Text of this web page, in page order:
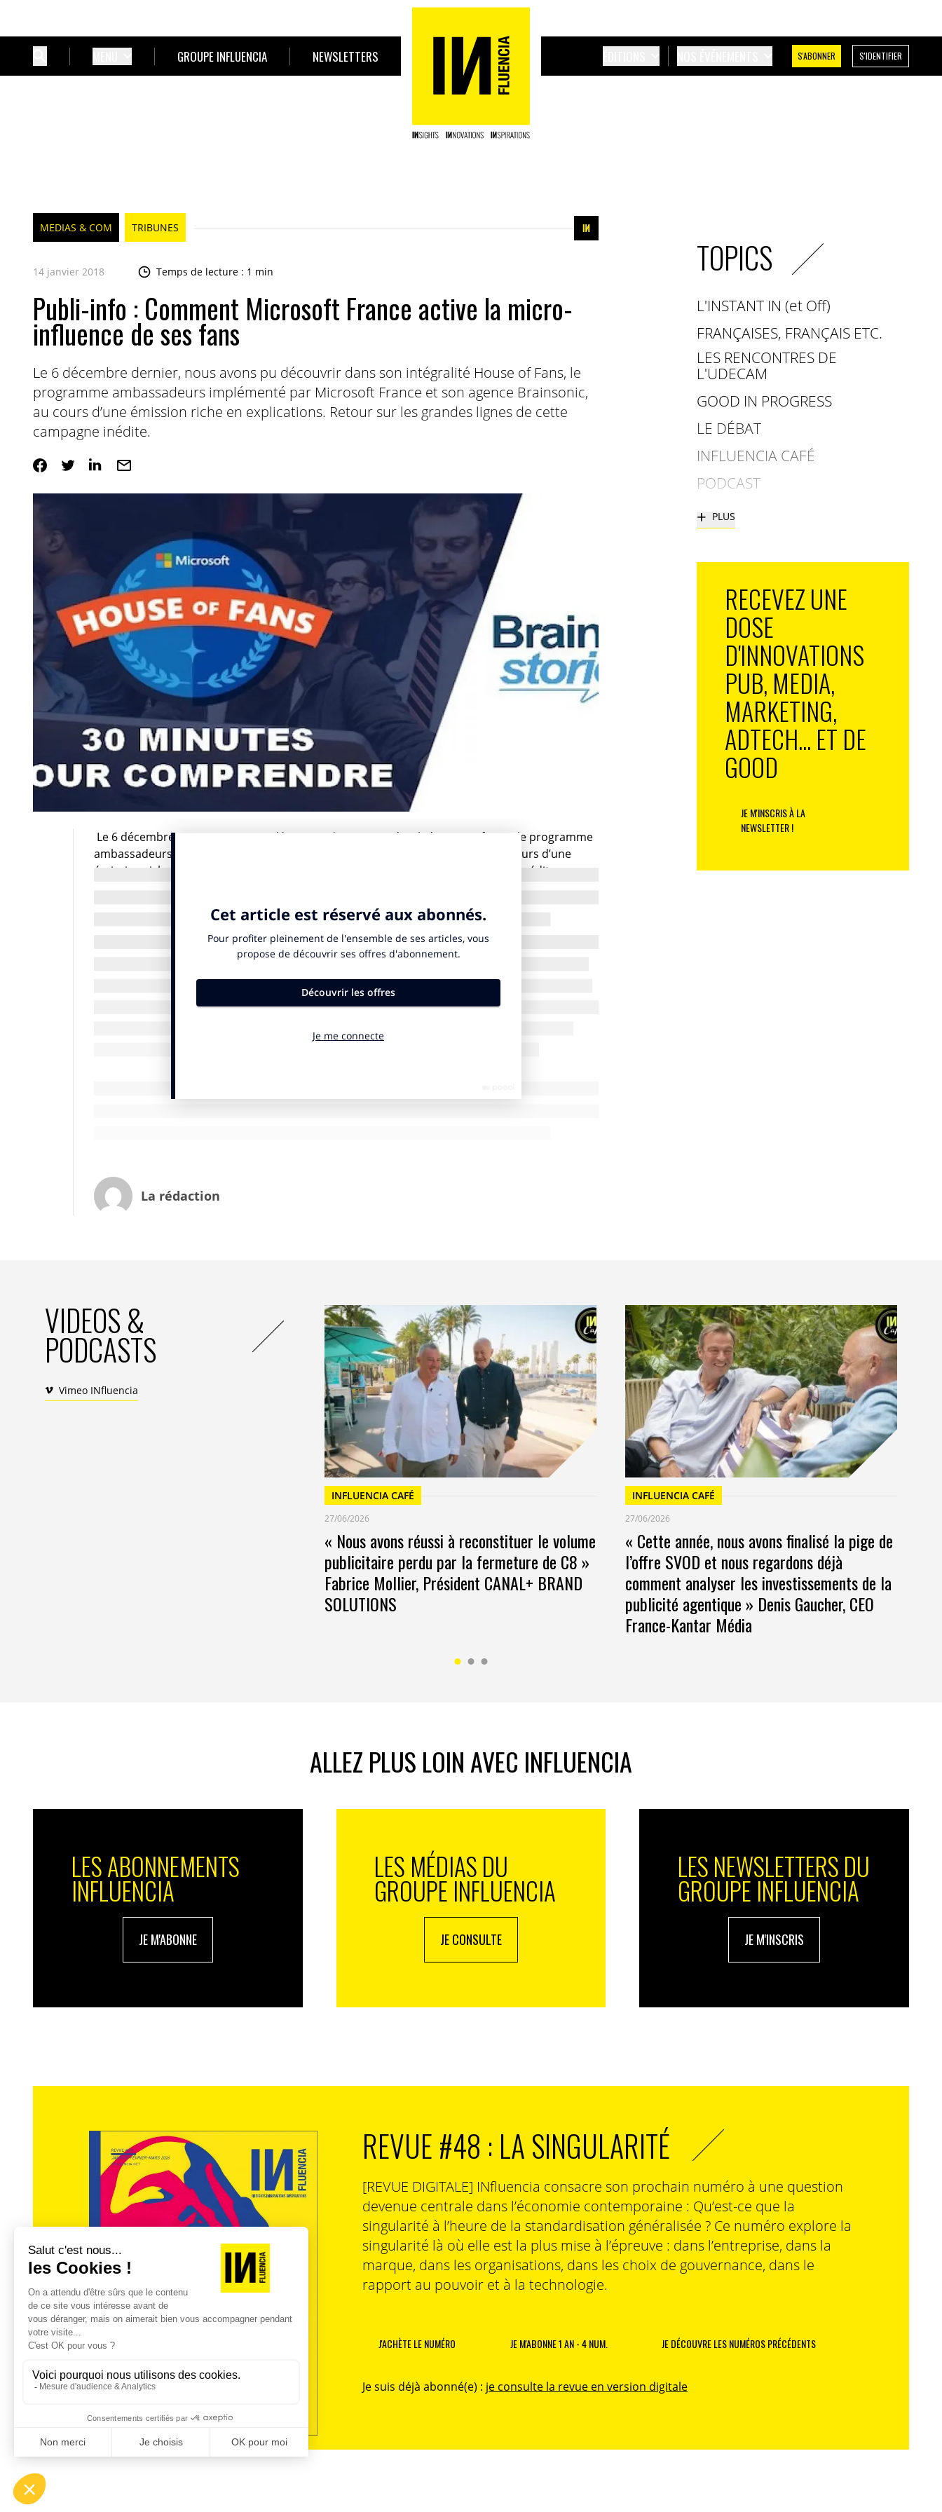
GROUPE INFLUENCIA NEWSLETTERS S'ABONNER S'IDENTIFIER
MEDIAS & COM TRIBUNES
14 janvier 2018 Temps de lecture : 1 min
Publi-info : Comment Microsoft France active la micro-
influence de ses fans
Le 6 décembre dernier, nous avons pu découvrir dans son intégralité House of Fans, le
programme ambassadeurs implémenté par Microsoft France et son agence Brainsonic,
au cours d’une émission riche en explications. Retour sur les grandes lignes de cette
campagne inédite.
Le 6 décembre 2017, nous avons découvert dans son intégralité House of Fans, le programme
ambassadeurs implémenté par Microsoft France et son agence Brainsonic, au cours d’une
émission riche en explications. Retour sur les grandes lignes de cette campagne inédite.
place un club privé permettant de transformer ses meilleurs fans en véritables ambassadeurs
sur les réseaux sociaux. Déjà très active auprès des blogueurs et des influenceurs ainsi que sur
les réseaux sociaux, la marque a cherché à rassembler les particuliers ne jurant que par ses
offrant du contenu et des avantages exclusifs : évènements, UGC Marketing, gamification…
Une stratégie 360 inédite pour développer l’empreinte de Microsoft sur la Toile, son image de
Diffusée en direct sur INfluencia le jour J, l’émission est désormais disponible en cliquant ici.
La rédaction
TOPICS
L'INSTANT IN (et Off)
FRANÇAISES, FRANÇAIS ETC.
LES RENCONTRES DE
L'UDECAM
GOOD IN PROGRESS
LE DÉBAT
INFLUENCIA CAFÉ
PODCAST
+ PLUS
RECEVEZ UNE
DOSE
D'INNOVATIONS
PUB, MEDIA,
MARKETING,
ADTECH... ET DE
GOOD
JE M'INSCRIS À LA
NEWSLETTER !
VIDEOS &
PODCASTS
Vimeo INfluencia
INFLUENCIA CAFÉ
27/06/2026
« Nous avons réussi à reconstituer le volume
publicitaire perdu par la fermeture de C8 »
Fabrice Mollier, Président CANAL+ BRAND
SOLUTIONS
INFLUENCIA CAFÉ
27/06/2026
« Cette année, nous avons finalisé la pige de
l’offre SVOD et nous regardons déjà
comment analyser les investissements de la
publicité agentique » Denis Gaucher, CEO
France-Kantar Média
ALLEZ PLUS LOIN AVEC INFLUENCIA
LES ABONNEMENTS
INFLUENCIA
JE M'ABONNE
LES MÉDIAS DU
GROUPE INFLUENCIA
JE CONSULTE
LES NEWSLETTERS DU
GROUPE INFLUENCIA
JE M'INSCRIS
REVUE #48 : LA SINGULARITÉ
[REVUE DIGITALE] INfluencia consacre son prochain numéro à une question
devenue centrale dans l’économie contemporaine : Qu’est-ce que la
singularité à l’heure de la standardisation généralisée ? Ce numéro explore la
singularité là où elle est la plus mise à l’épreuve : dans l’entreprise, dans la
marque, dans les organisations, dans les choix de gouvernance, dans le
rapport au pouvoir et à la technologie.
J'ACHÈTE LE NUMÉRO JE M'ABONNE 1 AN - 4 NUM. JE DÉCOUVRE LES NUMÉROS PRÉCÉDENTS
Je suis déjà abonné(e) : je consulte la revue en version digitale